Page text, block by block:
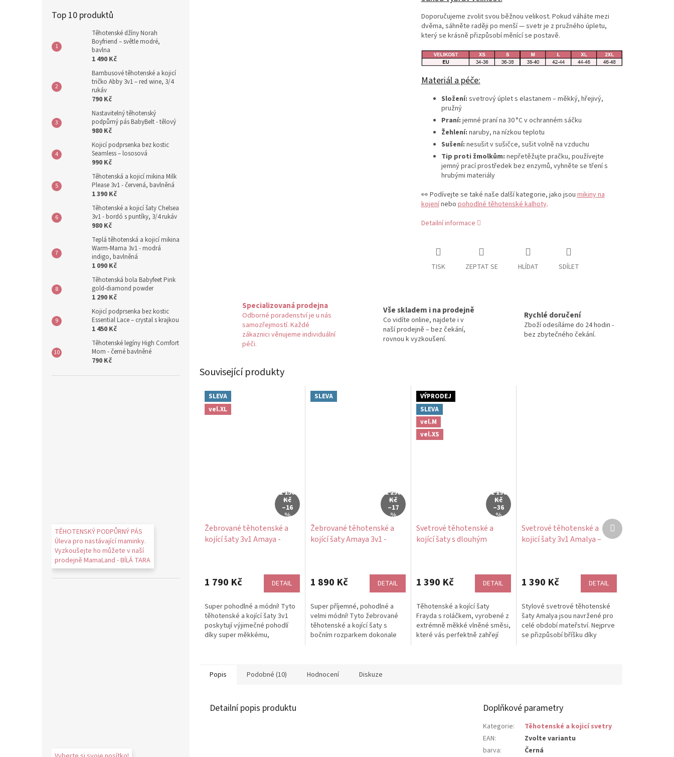
Top 10 produktů
Těhotenské džíny Norah
Boyfriend – světle modré,
bavlna
1 490 Kč
Bambusové těhotenské a kojicí
tričko Abby 3v1 – red wine, 3/4
rukáv
790 Kč
Nastavitelný těhotenský
podpůrný pás BabyBelt - tělový
980 Kč
Kojicí podprsenka bez kostic
Seamless – lososová
990 Kč
Těhotenská a kojicí mikina Milk
Please 3v1 - červená, bavlněná
1 390 Kč
Těhotenské a kojicí šaty Chelsea
3v1 - bordó s puntíky, 3/4 rukáv
980 Kč
Teplá těhotenská a kojicí mikina
Warm-Mama 3v1 - modrá
indigo, bavlněná
1 090 Kč
Těhotenská bola Babyfeet Pink
gold-diamond powder
1 290 Kč
Kojicí podprsenka bez kostic
Essential Lace – crystal s krajkou
1 450 Kč
Těhotenské legíny High Comfort
Mom - černé bavlněné
790 Kč
TĚHOTENSKÝ PODPŮRNÝ PÁS
Úleva pro nastávající maminky.
Vyzkoušejte ho můžete v naší
prodejně MamaLand - BÍLÁ TARA
Doporučujeme zvolit svou běžnou velikost. Pokud váháte mezi
dvěma, sáhněte raději po menší — svetr je z pružného úpletu,
který se krásně přizpůsobí měnící se postavě.
Materiál a péče:
Složení: svetrový úplet s elastanem – měkký, hřejivý,
pružný
Praní: jemné praní na 30 °C v ochranném sáčku
Žehlení: naruby, na nízkou teplotu
Sušení: nesušit v sušičce, sušit volně na vzduchu
Tip proti žmolkům: nepřetěžujte pračku, používejte
jemný prací prostředek bez enzymů, vyhněte se tření s
hrubými materiály
👀 Podívejte se také naše další kategorie, jako jsou mikiny na
kojenínebo pohodlné těhotenské kalhoty.
Detailní informace
TISK ZEPTAT SE HLÍDAT SDÍLET
Specializovaná prodejna
Odborné poradenství je u nás
samozřejmostí. Každé
zákaznici věnujeme individuální
péči.
Vše skladem i na prodejně
Co vidíte online, najdete i v
naší prodejně – bez čekání,
rovnou k vyzkoušení.
Rychlé doručení
Zboží odesíláme do 24 hodin -
bez zbytečného čekání.
Související produkty
SLEVA
vel.XL
2 150
Kč
–16
%
Žebrované těhotenské a
kojící šaty 3v1 Amaya -
1 790 Kč DETAIL
Super pohodlné a módní! Tyto
těhotenské a kojící šaty 3v1
poskytují výjimečné pohodlí
díky super měkkému,
SLEVA
2 290
Kč
–17
%
Žebrované těhotenské a
kojící šaty Amaya 3v1 -
produktu
z
5
hvězdiček.
1 890 Kč DETAIL
Super příjemné, pohodlné a
velmi módní! Tyto žebrované
těhotenské a kojící šaty s
bočním rozparkem dokonale
VÝPRODEJ
SLEVA
vel.M
vel.XS
2 190
Kč
–36
%
Svetrové těhotenské a
kojící šaty s dlouhým
1 390 Kč DETAIL
Těhotenské a kojící šaty
Frayda s roláčkem, vyrobené z
extrémně měkké vlněné směsi,
které vás perfektně zahřejí
Svetrové těhotenské a
kojicí šaty 3v1 Amalya –
1 390 Kč DETAIL
Stylové svetrové těhotenské
šaty Amalya jsou navržené pro
celé období mateřství. Nejprve
se přizpůsobí bříšku díky
Další
produkt
Popis Podobné (10) Hodnocení Diskuze
Detailní popis produktu Doplňkové parametry
Kategorie:
Těhotenské a kojicí svetry
EAN:
Zvolte variantu
barva:
Černá